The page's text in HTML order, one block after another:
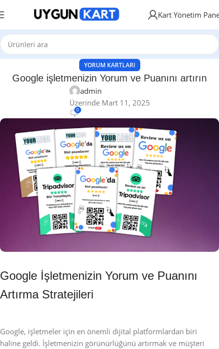
Kart Yönetim
YORUM KARTLARI
Google işletmenizin Yorum ve Puanını artırın
admin
Üzerinde Mart 11, 2025
0
Google İşletmenizin Yorum ve Puanını
Artırma Stratejileri
Google, işletmeler için en önemli dijital platformlardan biri
haline geldi. İşletmenizin görünürlüğünü artırmak ve müşteri